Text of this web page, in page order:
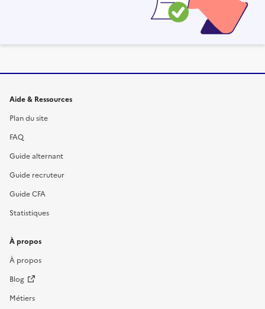
Informations et liens du site
Aide & Ressources
Plan du site
FAQ
Guide alternant
Guide recruteur
Guide CFA
Statistiques
À propos
À propos
Blog
Métiers